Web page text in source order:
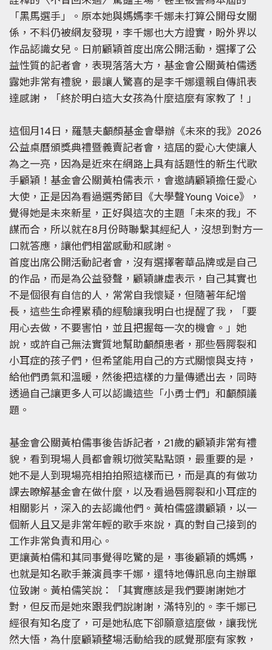
「黑馬選手」。原本她與媽媽李千娜未打算公開母女關
係，不料仍被網友發現，李千娜也大方證實，盼外界以
作品認識女兒。日前顧穎首度出席公開活動，選擇了公
益性質的記者會，表現落落大方，基金會公關黃柏儒透
露她非常有禮貌，最讓人驚喜的是李千娜還親自傳訊表
達感謝，「終於明白這大女孩為什麼這麼有家教了！」
這個月14日，羅慧夫顱顏基金會舉辦《未來的我》2026
公益桌曆頒獎典禮暨義賣記者會，這屆的愛心大使讓人
為之一亮，因為是近來在網路上具有話題性的新生代歌
手顧穎！基金會公關黃柏儒表示，會邀請顧穎擔任愛心
大使，正是因為看過選秀節目《大學聲Young Voice》，
覺得她是未來新星，正好與這次的主題「未來的我」不
謀而合，所以就在8月份時聯繫其經紀人，沒想到對方一
口就答應，讓他們相當感動和感謝。
首度出席公開活動記者會，沒有選擇奢華品牌或是自己
的作品，而是為公益發聲，顧穎謙虛表示，自己其實也
不是個很有自信的人，常常自我懷疑，但隨著年紀增
長，這些生命裡累積的經驗讓我明白也提醒了我，「要
用心去做，不要害怕，並且把握每一次的機會。」她
說，或許自己無法實質地幫助顱顏患者，那些唇腭裂和
小耳症的孩子們，但希望能用自己的方式關懷與支持，
給他們勇氣和溫暖，然後把這樣的力量傳遞出去，同時
透過自己讓更多人可以認識這些「小勇士們」和顱顏議
題。
基金會公關黃柏儒事後告訴記者，21歲的顧穎非常有禮
貌，看到現場人員都會親切微笑點點頭，最重要的是，
她不是人到現場亮相拍拍照這樣而已，而是真的有做功
課去瞭解基金會在做什麼，以及看過唇腭裂和小耳症的
相關影片，深入的去認識他們。黃柏儒盛讚顧穎，以一
個新人且又是非常年輕的歌手來說，真的對自己接到的
工作非常負責和用心。
更讓黃柏儒和其同事覺得吃驚的是，事後顧穎的媽媽，
也就是知名歌手兼演員李千娜，還特地傳訊息向主辦單
位致謝。黃柏儒笑說：「其實應該是我們要謝謝她才
對，但反而是她來跟我們說謝謝，滿特別的。李千娜已
經很有知名度了，可是她私底下卻願意這麼做，讓我恍
然大悟，為什麼顧穎整場活動給我的感覺那麼有家教，